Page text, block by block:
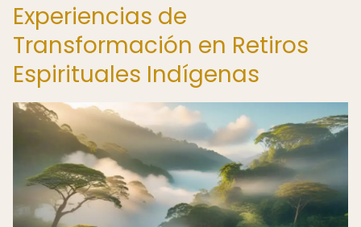
Experiencias de
Transformación en Retiros
Espirituales Indígenas